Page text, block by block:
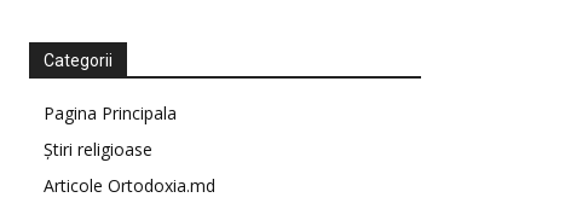
Categorii
Pagina Principala
Știri religioase
Articole Ortodoxia.md